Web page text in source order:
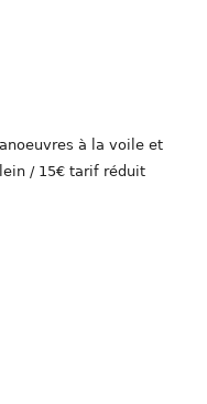
à la voile et
/ 15€ tarif réduit